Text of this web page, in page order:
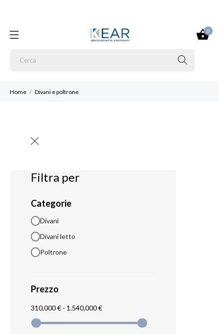
0
Home Divani e poltrone
Filtra per
Categorie
Divani
Divani letto
Poltrone
Prezzo
310,000 € - 1.540,000 €